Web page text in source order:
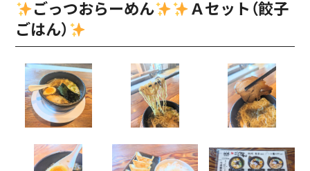
ごっつおらーめん
Ａセット（餃子
ごはん）